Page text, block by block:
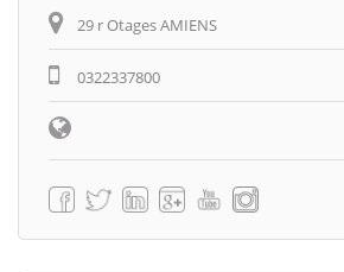
29 r Otages AMIENS
0322337800